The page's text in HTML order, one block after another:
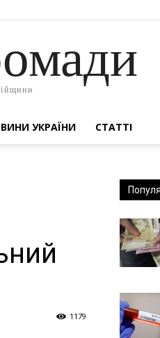
УКРАЇНИ СТАТТІ
1179